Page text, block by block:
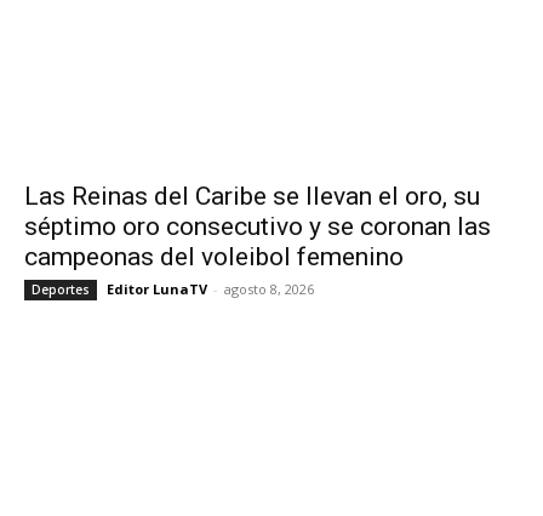
Las Reinas del Caribe se llevan el oro, su
séptimo oro consecutivo y se coronan las
campeonas del voleibol femenino
Deportes Editor LunaTV - agosto 8, 2026